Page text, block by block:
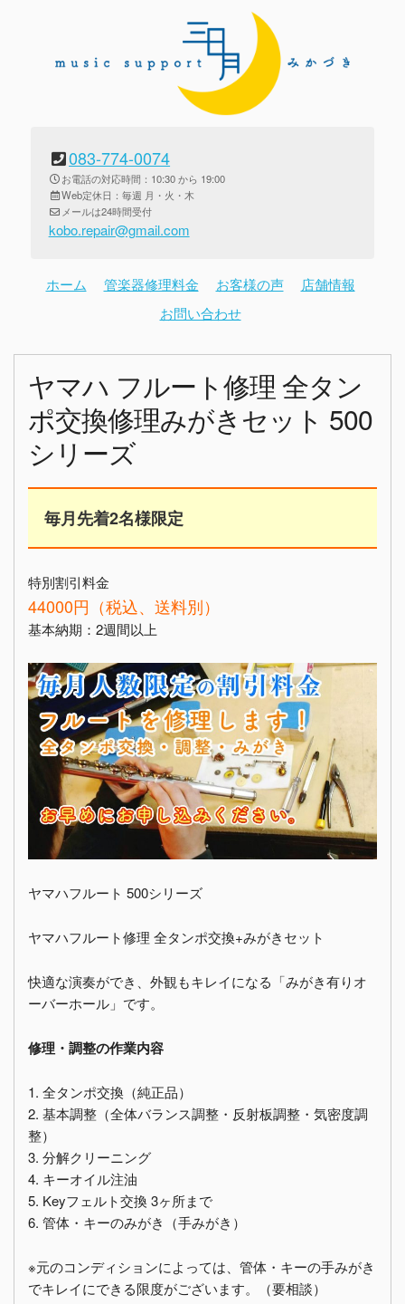
083-774-0074
お電話の対応時間：10:30 から 19:00
Web定休日：毎週 月・火・木
メールは24時間受付
kobo.repair@gmail.com
ホーム 管楽器修理料金 お客様の声
店舗情報
お問い合わせ
ヤマハ フルート修理 全タン
ポ交換修理みがきセット 500
シリーズ
毎月先着2名様限定
特別割引料金
44000円（税込、送料別）
基本納期：2週間以上
ヤマハフルート 500シリーズ
ヤマハフルート修理 全タンポ交換+みがきセット
快適な演奏ができ、外観もキレイになる「みがき有りオ
ーバーホール」です。
修理・調整の作業内容
1. 全タンポ交換（純正品）
2. 基本調整（全体バランス調整・反射板調整・気密度調
整）
3. 分解クリーニング
4. キーオイル注油
5. Keyフェルト交換 3ヶ所まで
6. 管体・キーのみがき（手みがき）
※元のコンディションによっては、管体・キーの手みがき
でキレイにできる限度がございます。（要相談）